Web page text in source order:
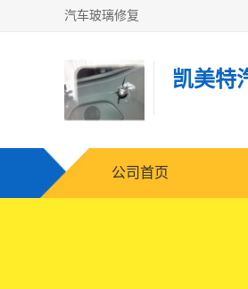
汽车玻璃修复
凯美特
公司首页